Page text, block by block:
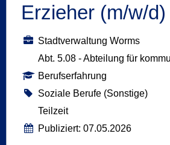
Erzieher (m/w/d)
Stadtverwaltung Worms
Abt. 5.08 - Abteilung für
Berufserfahrung
Soziale Berufe (Sonstige)
Teilzeit
Publiziert: 07.05.2026